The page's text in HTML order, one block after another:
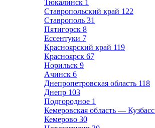
Тюкалинск 1
Ставропольский край 122
Ставрополь 31
Пятигорск 8
Ессентуки 7
Красноярский край 119
Красноярск 67
Норильск 9
Ачинск 6
Днепропетровская область 118
Днепр 103
Подгородное 1
Кемеровская область — Кузбасс
Кемерово 30